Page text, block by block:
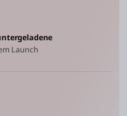
Launch